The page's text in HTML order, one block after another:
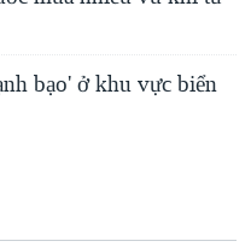
bạo' ở khu vực biển